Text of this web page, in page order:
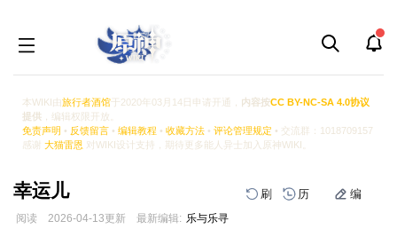
本WIKI由旅行者酒馆于2020年03月14日申请开通， 内容按CC BY-NC-SA 4.0协议
提供 ，编辑权限开放。
免责声明 • 反馈留言 • 编辑教程 • 收藏方法 • 评论管理规定 • 交流群：1018709157
感谢 大猫雷恩 对WIKI设计支持，期待更多能人异士加入原神WIKI。
幸运儿 刷 历 编
阅读 2026-04-13更新 最新编辑: 乐与乐寻